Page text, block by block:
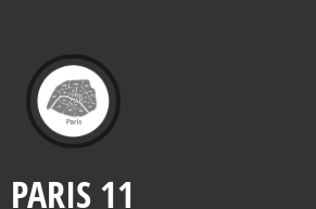
PARIS 11